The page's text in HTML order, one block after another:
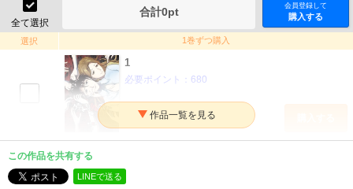
掲載誌
出版社 日本文芸社
全て選択
合計0pt 会員登録して
購入する
選択 1巻ずつ購入
1
必要ポイント： 680
必要ポイント：
この作品を共有する
LINEで送る